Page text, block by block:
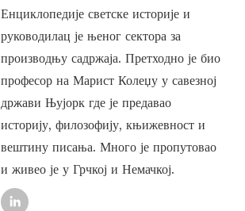
Енциклопедије светске историје и
руководилац је њеног сектора за
производњу садржаја. Претходно је био
професор на Марист Колеџу у савезној
држави Њујорк где је предавао
историју, филозофију, књижевност и
вештину писања. Много је пропутовао
и живео је у Грчкој и Немачкој.